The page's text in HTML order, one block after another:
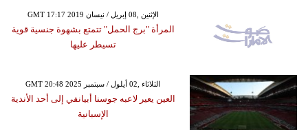
GMT 17:17 2019 الإثنين ,08 إبريل / نيسان
المرأة "برج الحمل" تتمتع بشهوة جنسية قوية
تسيطر عليها
GMT 20:48 2025 الثلاثاء ,02 أيلول / سبتمبر
العين يعير لاعبه جوسنا أبيانفي إلى أحد الأندية
الإسبانية